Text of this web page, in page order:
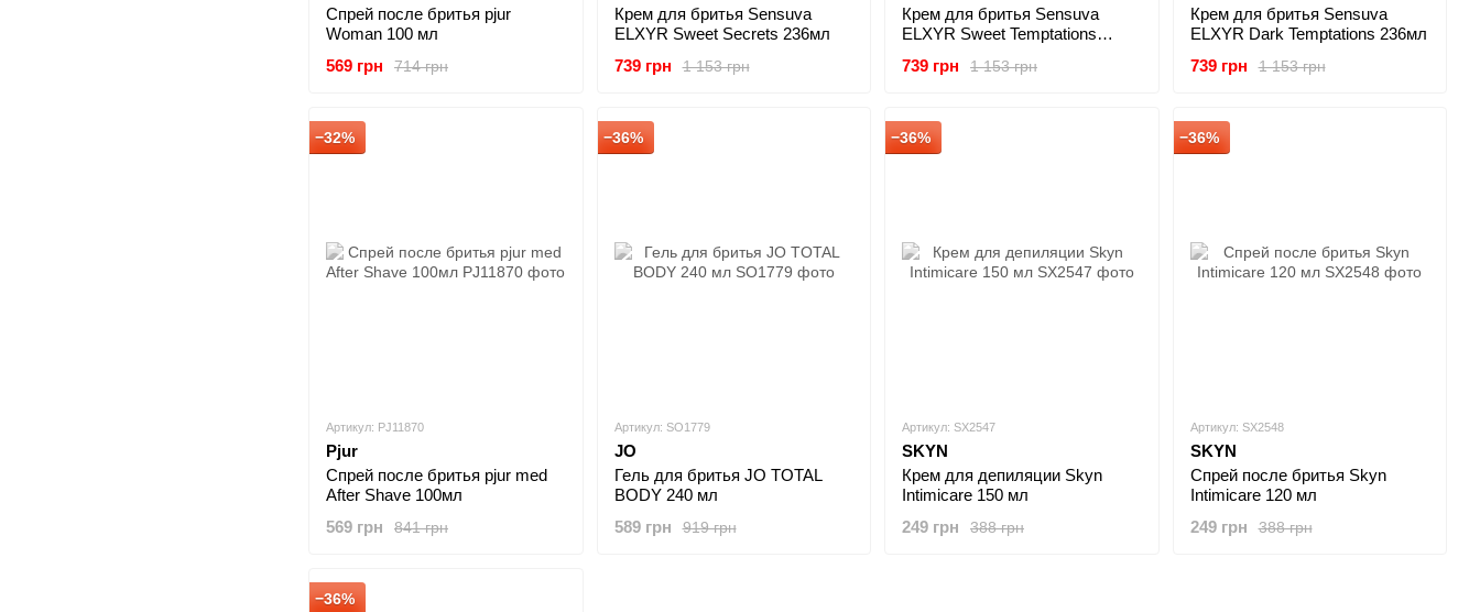
Спрей после бритья pjur
Woman 100 мл
714 грн
569 грн
Крем для бритья Sensuva
ELXYR Sweet Secrets 236мл
1 153 грн
739 грн
Крем для бритья Sensuva
ELXYR Sweet Temptations
1 153 грн
739 грн
Крем для бритья Sensuva
ELXYR Dark Temptations 236мл
1 153 грн
739 грн
−32%
Артикул: PJ11870
Pjur
Спрей после бритья pjur med
After Shave 100мл
841 грн
569 грн
−36%
Артикул: SO1779
JO
Гель для бритья JO TOTAL
BODY 240 мл
919 грн
589 грн
−36%
Артикул: SX2547
SKYN
Крем для депиляции Skyn ​​
Intimicare 150 мл
388 грн
249 грн
−36%
Артикул: SX2548
SKYN
Спрей после бритья Skyn ​​
Intimicare 120 мл
388 грн
249 грн
−36%